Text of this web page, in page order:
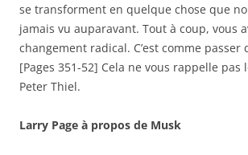
se transforment en quelque chose que
jamais vu auparavant. Tout à coup, vous
changement radical. C’est comme passer
[Pages 351-52] Cela ne vous rappelle pas
Peter Thiel.
Larry Page à propos de Musk